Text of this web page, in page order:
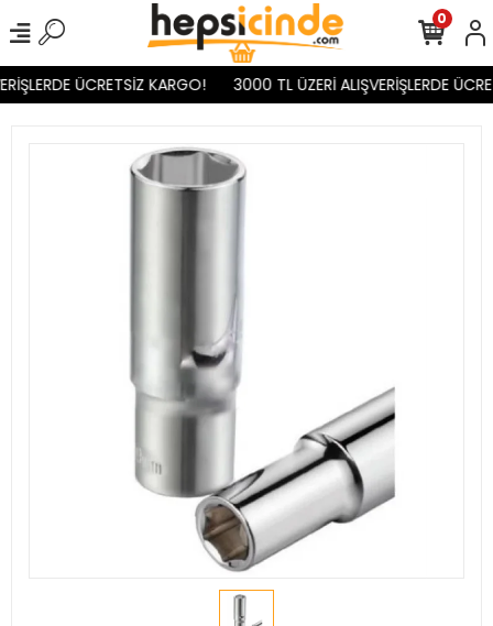
ÜCRETSİZ KARGO! 3000 TL ÜZERİ ALIŞVERİŞLERDE
0